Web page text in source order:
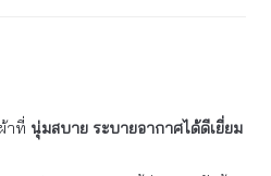
าที่ นุ่มสบาย ระบายอากาศได้ดีเยี่ยม